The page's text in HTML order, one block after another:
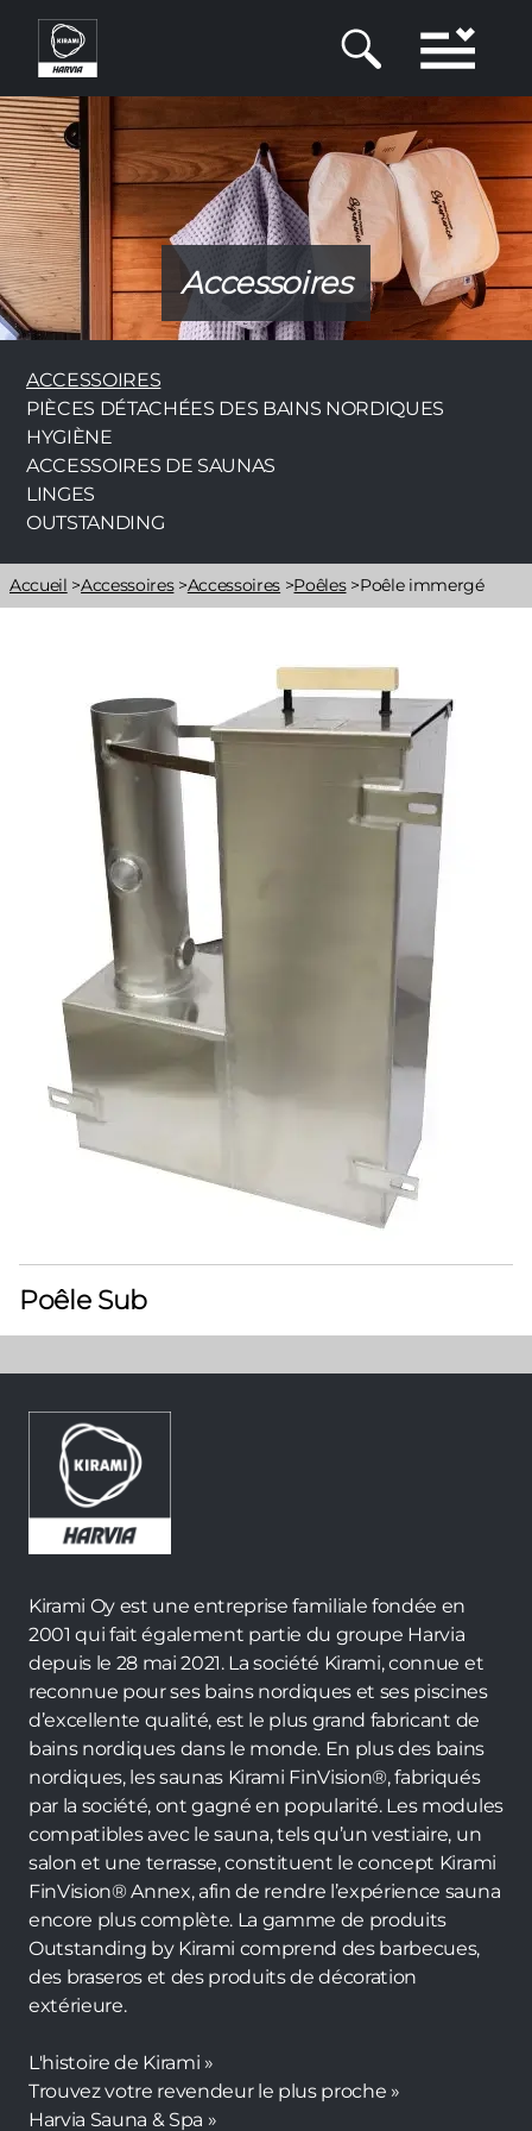
Aller
contenu
principal
Accessoires
ACCESSOIRES
PIÈCES DÉTACHÉES DES BAINS NORDIQUES
HYGIÈNE
ACCESSOIRES DE SAUNAS
LINGES
OUTSTANDING
Fil
d'Ariane
Accueil >Accessoires>Accessoires >Poêles>Poêle immergé
Poêle Sub
Kirami Oy est une entreprise familiale fondée en
2001 qui fait également partie du groupe Harvia
depuis le 28 mai 2021. La société Kirami, connue et
reconnue pour ses bains nordiques et ses piscines
d’excellente qualité, est le plus grand fabricant de
bains nordiques dans le monde. En plus des bains
nordiques, les saunas Kirami FinVision®, fabriqués
par la société, ont gagné en popularité. Les modules
compatibles avec le sauna, tels qu’un vestiaire, un
salon et une terrasse, constituent le concept Kirami
FinVision® Annex, afin de rendre l’expérience sauna
encore plus complète. La gamme de produits
Outstanding by Kirami comprend des barbecues,
des braseros et des produits de décoration
extérieure.
L'histoire de Kirami »
Trouvez votre revendeur le plus proche »
Harvia Sauna & Spa »